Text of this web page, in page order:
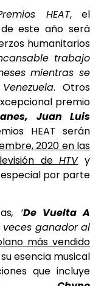
HEAT, el
de este año será
humanitarios
trabajo
mientras se
. Otros
premio
Juan Luis
HEAT serán
2020 en las
deHTVy
por parte
, ‘De Vuelta A
veces ganador al
más vendido
su esencia musical
que incluye